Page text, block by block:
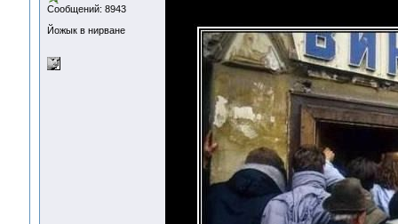
Сообщений: 8943
Йожык в нирване